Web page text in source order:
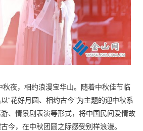
秋夜，相约浪漫宝华山。随着中秋佳节临
“花好月圆、相约古今”为主题的迎中秋系
、情景剧表演等形式，将中国民间爱情故
今，在中秋团圆之际感受别样浪漫。